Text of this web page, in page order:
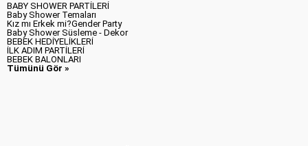
BABY SHOWER PARTİLERİ
Baby Shower Temaları
Kız mı Erkek mi?Gender Party
Baby Shower Süsleme - Dekor
BEBEK HEDİYELİKLERİ
İLK ADIM PARTİLERİ
BEBEK BALONLARI
Tümünü Gör »